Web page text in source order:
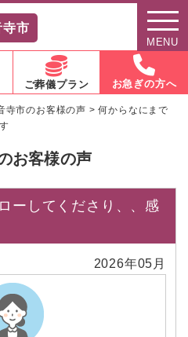
寺市
MENU
ご葬儀プラン お急ぎの方へ
寺市のお客様の声 >何からなにまで
お客様の声
ーしてくださり、、感
2026年05月